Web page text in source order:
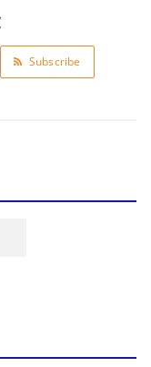
Subscribe